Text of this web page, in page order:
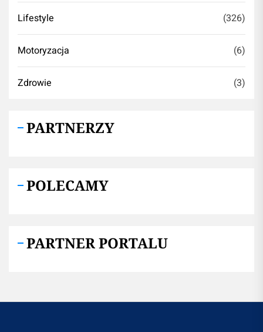
Lifestyle (326)
Motoryzacja (6)
Zdrowie (3)
PARTNERZY
POLECAMY
PARTNER PORTALU